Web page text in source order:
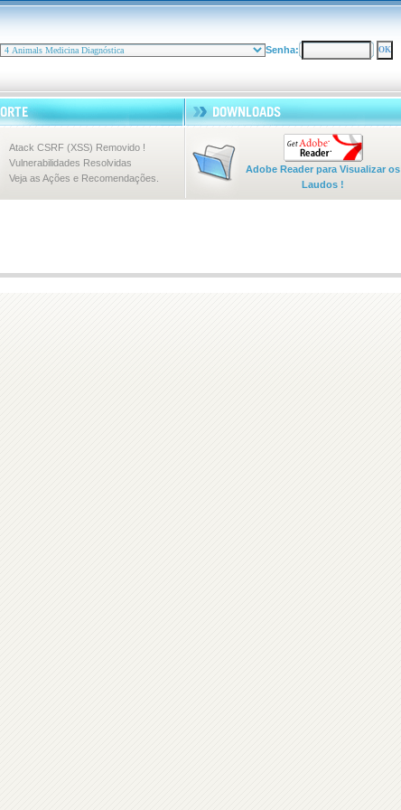
Senha:
Atack CSRF (XSS) Removido !
Vulnerabilidades Resolvidas
Veja as Ações e Recomendações.
Adobe Reader para Visualizar os
Laudos !